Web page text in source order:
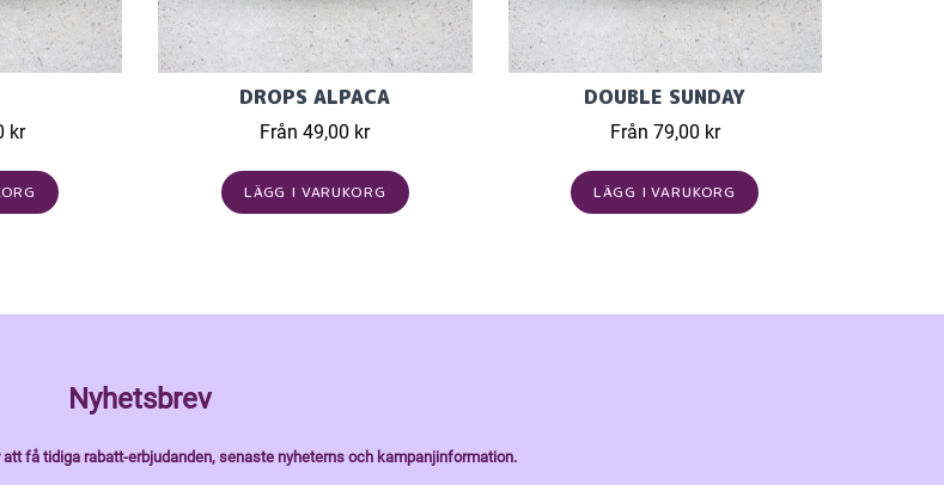
kr
DROPS ALPACA
Från 49,00 kr
LÄGG I VARUKORG
DOUBLE SUNDAY
Från 79,00 kr
LÄGG I VARUKORG
Nyhetsbrev
få tidiga rabatt-erbjudanden, senaste nyheterns och kampanjinformation.